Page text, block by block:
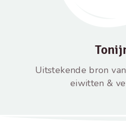
Uitstekende bron
eiwitten &